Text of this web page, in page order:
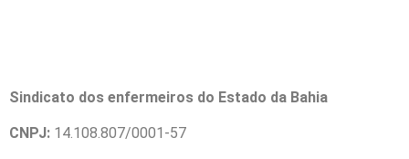
Sindicato dos enfermeiros do Estado da Bahia
CNPJ: 14.108.807/0001-57